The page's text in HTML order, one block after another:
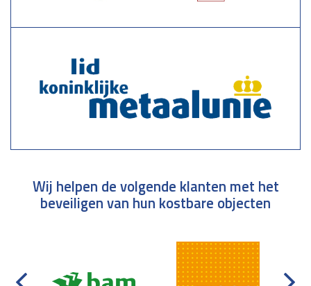
Wij helpen de volgende klanten met het
beveiligen van hun kostbare objecten